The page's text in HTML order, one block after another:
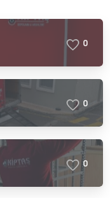
0
0
0